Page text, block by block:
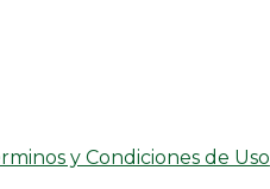
y Condiciones de Uso